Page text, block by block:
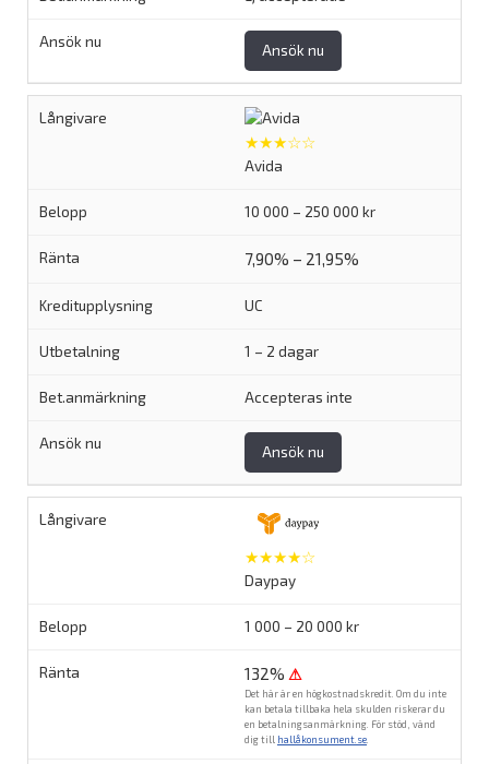
Ansök nu
★★★☆☆
Avida
10 000 – 250 000 kr
7,90% – 21,95%
UC
1 – 2 dagar
Accepteras inte
Ansök nu
★★★★☆
Daypay
1 000 – 20 000 kr
132% ⚠
Det här är en högkostnadskredit. Om du inte
kan betala tillbaka hela skulden riskerar du
en betalningsanmärkning. För stöd, vänd
dig till hallåkonsument.se